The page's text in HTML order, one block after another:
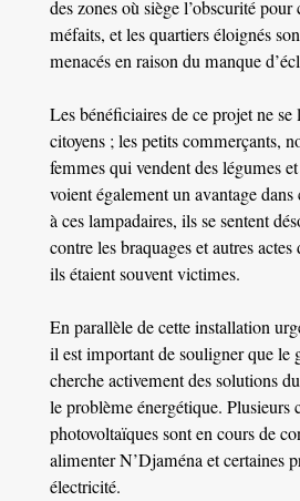
des zones où siège l’obscurité
méfaits, et les quartiers éloignés
menacés en raison du manque
Les bénéficiaires de ce projet ne
citoyens ; les petits commerçants,
femmes qui vendent des légumes
voient également un avantage
à ces lampadaires, ils se sentent
contre les braquages et autres
ils étaient souvent victimes.
En parallèle de cette installation
il est important de souligner que le
cherche activement des solutions
le problème énergétique. Plusieurs
photovoltaïques sont en cours de
alimenter N’Djaména et certaines
électricité.